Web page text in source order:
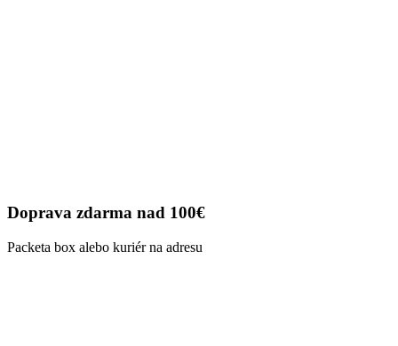
Doprava zdarma nad 100€
Packeta box alebo kuriér na adresu